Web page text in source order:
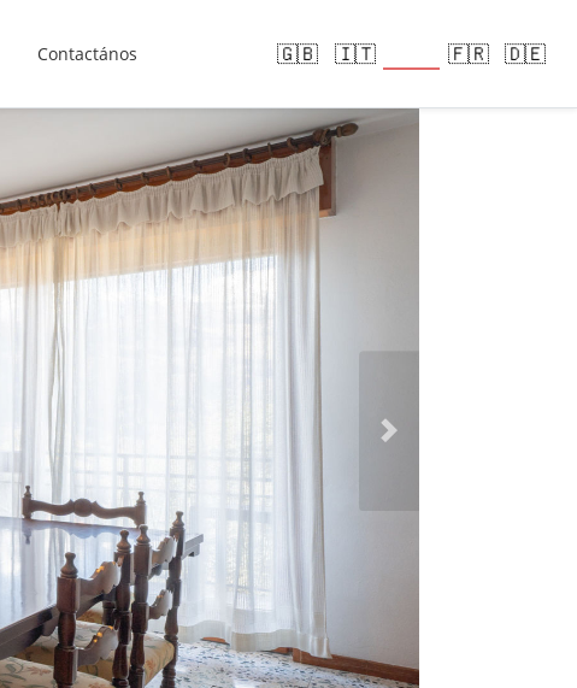
Contactános 🇬🇧 🇮🇹 🇫🇷 🇩🇪